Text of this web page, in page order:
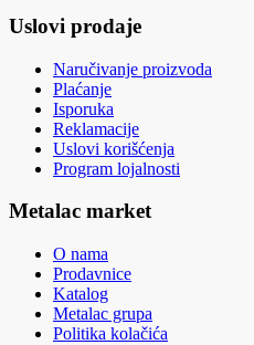
Uslovi prodaje
Naručivanje proizvoda
Plaćanje
Isporuka
Reklamacije
Uslovi korišćenja
Program lojalnosti
Metalac market
O nama
Prodavnice
Katalog
Metalac grupa
Politika kolačića